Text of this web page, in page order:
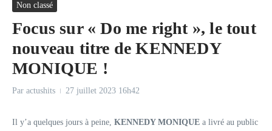
Non classé
Focus sur « Do me right », le tout
nouveau titre de KENNEDY
MONIQUE !
Par actushits 27 juillet 2023 16h42
Il y’a quelques jours à peine, KENNEDY MONIQUE a livré au public